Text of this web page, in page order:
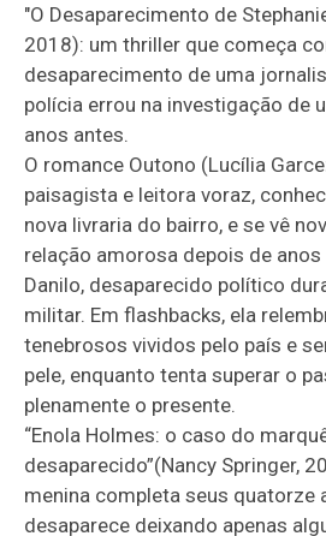
"O Desaparecimento de
2018): um thriller que começa
desaparecimento de uma
polícia errou na investigação de
anos antes.
O romance Outono (Lucília
paisagista e leitora voraz,
nova livraria do bairro, e se vê
relação amorosa depois de
Danilo, desaparecido político
militar. Em flashbacks, ela
tenebrosos vividos pelo país e
pele, enquanto tenta superar o
plenamente o presente.
“Enola Holmes: o caso do
desaparecido”(Nancy Springer,
menina completa seus quatorze
desaparece deixando apenas